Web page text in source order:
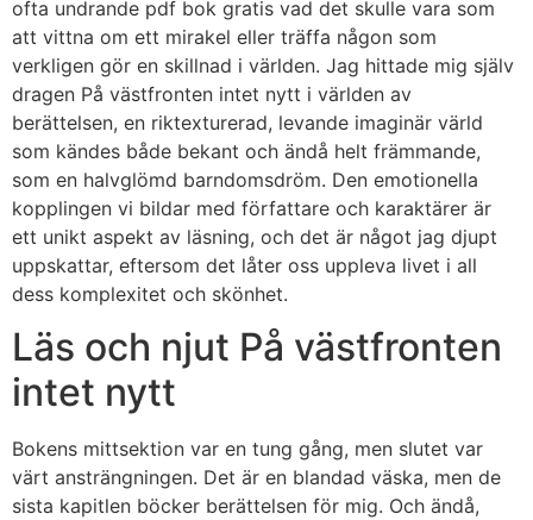
ofta undrande pdf bok gratis vad det skulle vara som
att vittna om ett mirakel eller träffa någon som
verkligen gör en skillnad i världen. Jag hittade mig själv
dragen På västfronten intet nytt i världen av
berättelsen, en riktexturerad, levande imaginär värld
som kändes både bekant och ändå helt främmande,
som en halvglömd barndomsdröm. Den emotionella
kopplingen vi bildar med författare och karaktärer är
ett unikt aspekt av läsning, och det är något jag djupt
uppskattar, eftersom det låter oss uppleva livet i all
dess komplexitet och skönhet.
Läs och njut På västfronten
intet nytt
Bokens mittsektion var en tung gång, men slutet var
värt ansträngningen. Det är en blandad väska, men de
sista kapitlen böcker berättelsen för mig. Och ändå,